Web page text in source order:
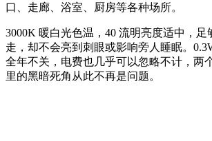
口、走廊、浴室、厨房等各种场所。
3000K 暖白光色温，40 流明亮度适中，
走，却不会亮到刺眼或影响旁人睡眠。
全年不关，电费也几乎可以忽略不计，两
里的黑暗死角从此不再是问题。